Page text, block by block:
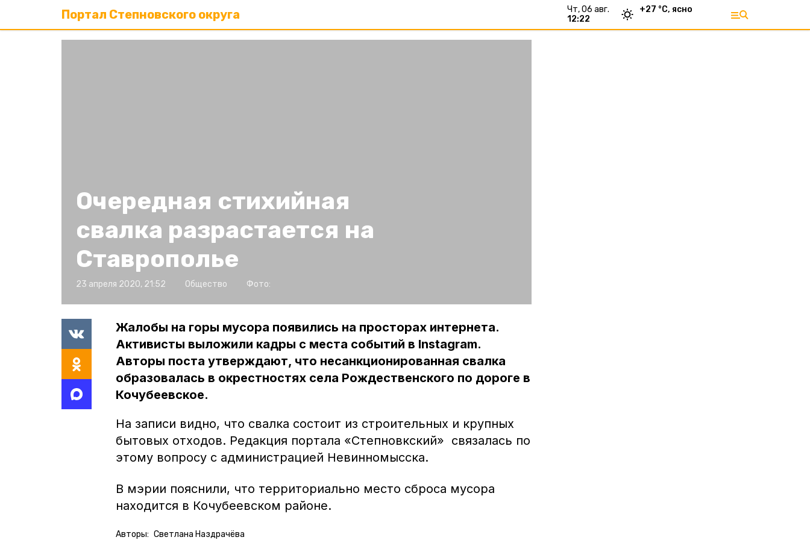
Портал Степновского округа
чт, 06 авг.
12:22
+27 °С, ясно
Очередная стихийная
свалка разрастается на
Ставрополье
23 апреля 2020, 21:52 Общество Фото:
Жалобы на горы мусора появились на просторах интернета.
Активисты выложили кадры с места событий в Instagram.
Авторы поста утверждают, что несанкционированная свалка
образовалась в окрестностях села Рождественского по дороге в
Кочубеевское.
На записи видно, что свалка состоит из строительных и крупных
бытовых отходов. Редакция портала «Степновкский» связалась по
этому вопросу с администрацией Невинномысска.
В мэрии пояснили, что территориально место сброса мусора
находится в Кочубеевском районе.
Авторы: Светлана Наздрачёва